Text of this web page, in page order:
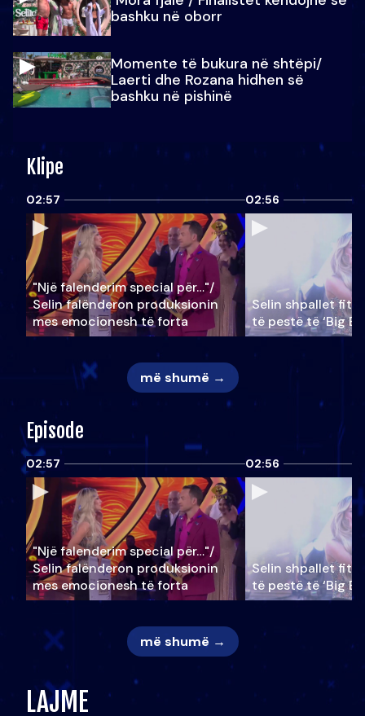
bashku në oborr
Momente të bukura në shtëpi/
Laerti dhe Rozana hidhen së
bashku në pishinë
Klipe
02:57
"Një falenderim special për…"/
Selin falënderon produksionin
mes emocionesh të forta
02:56
Selin shpallet
të pestë të ‘Big
më shumë →
Episode
02:57
"Një falenderim special për…"/
Selin falënderon produksionin
mes emocionesh të forta
02:56
Selin shpallet
të pestë të ‘Big
më shumë →
LAJME